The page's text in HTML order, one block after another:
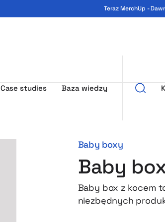
Teraz MerchUp -
Case studies Baza wiedzy
Baby boxy
Baby
Baby box z kocem
niezbędnych